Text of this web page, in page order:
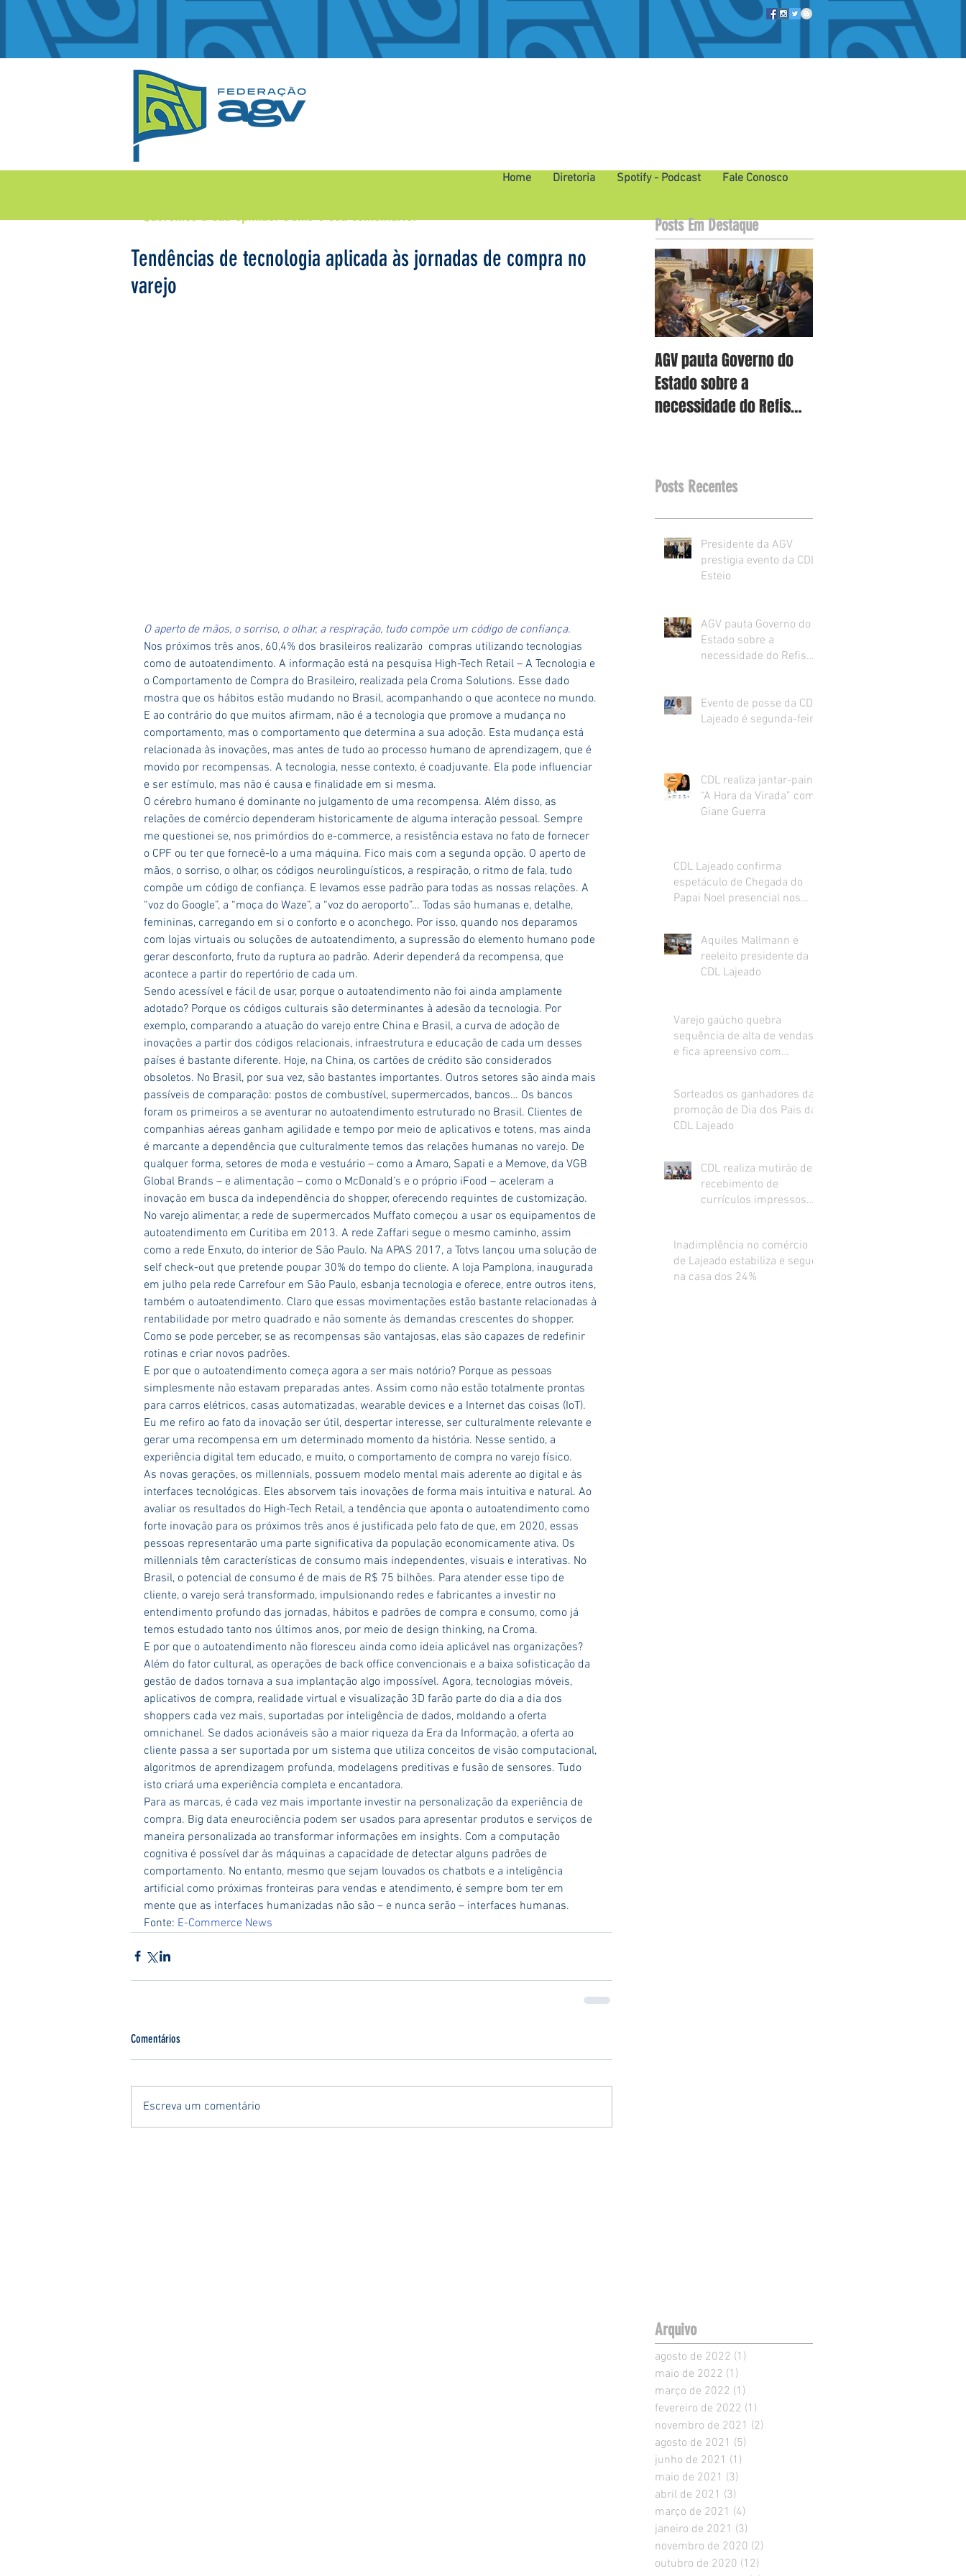
Home Diretoria Spotify - Podcast Fale Conosco
Queremos a sua opinião!Deixe o seu comentário.
Tendências de tecnologia aplicada às jornadas de compra no
varejo
O aperto de mãos, o sorriso, o olhar, a respiração, tudo compõe um código de confiança.
Nos próximos três anos, 60,4% dos brasileiros realizarão  compras utilizando tecnologias
como de autoatendimento. A informação está na pesquisa High-Tech Retail – A Tecnologia e
o Comportamento de Compra do Brasileiro, realizada pela Croma Solutions. Esse dado
mostra que os hábitos estão mudando no Brasil, acompanhando o que acontece no mundo.
E ao contrário do que muitos afirmam, não é a tecnologia que promove a mudança no
comportamento, mas o comportamento que determina a sua adoção. Esta mudança está
relacionada às inovações, mas antes de tudo ao processo humano de aprendizagem, que é
movido por recompensas. A tecnologia, nesse contexto, é coadjuvante. Ela pode influenciar
e ser estímulo, mas não é causa e finalidade em si mesma.
O cérebro humano é dominante no julgamento de uma recompensa. Além disso, as
relações de comércio dependeram historicamente de alguma interação pessoal. Sempre
me questionei se, nos primórdios do e-commerce, a resistência estava no fato de fornecer
o CPF ou ter que fornecê-lo a uma máquina. Fico mais com a segunda opção. O aperto de
mãos, o sorriso, o olhar, os códigos neurolinguísticos, a respiração, o ritmo de fala, tudo
compõe um código de confiança. E levamos esse padrão para todas as nossas relações. A
“voz do Google”, a “moça do Waze”, a “voz do aeroporto”… Todas são humanas e, detalhe,
femininas, carregando em si o conforto e o aconchego. Por isso, quando nos deparamos
com lojas virtuais ou soluções de autoatendimento, a supressão do elemento humano pode
gerar desconforto, fruto da ruptura ao padrão. Aderir dependerá da recompensa, que
acontece a partir do repertório de cada um.
Sendo acessível e fácil de usar, porque o autoatendimento não foi ainda amplamente
adotado? Porque os códigos culturais são determinantes à adesão da tecnologia. Por
exemplo, comparando a atuação do varejo entre China e Brasil, a curva de adoção de
inovações a partir dos códigos relacionais, infraestrutura e educação de cada um desses
países é bastante diferente. Hoje, na China, os cartões de crédito são considerados
obsoletos. No Brasil, por sua vez, são bastantes importantes. Outros setores são ainda mais
passíveis de comparação: postos de combustível, supermercados, bancos… Os bancos
foram os primeiros a se aventurar no autoatendimento estruturado no Brasil. Clientes de
companhias aéreas ganham agilidade e tempo por meio de aplicativos e totens, mas ainda
é marcante a dependência que culturalmente temos das relações humanas no varejo. De
qualquer forma, setores de moda e vestuário – como a Amaro, Sapati e a Memove, da VGB
Global Brands – e alimentação – como o McDonald’s e o próprio iFood – aceleram a
inovação em busca da independência do shopper, oferecendo requintes de customização.
No varejo alimentar, a rede de supermercados Muffato começou a usar os equipamentos de
autoatendimento em Curitiba em 2013. A rede Zaffari segue o mesmo caminho, assim
como a rede Enxuto, do interior de São Paulo. Na APAS 2017, a Totvs lançou uma solução de
self check-out que pretende poupar 30% do tempo do cliente. A loja Pamplona, inaugurada
em julho pela rede Carrefour em São Paulo, esbanja tecnologia e oferece, entre outros itens,
também o autoatendimento. Claro que essas movimentações estão bastante relacionadas à
rentabilidade por metro quadrado e não somente às demandas crescentes do shopper.
Como se pode perceber, se as recompensas são vantajosas, elas são capazes de redefinir
rotinas e criar novos padrões.
E por que o autoatendimento começa agora a ser mais notório? Porque as pessoas
simplesmente não estavam preparadas antes. Assim como não estão totalmente prontas
para carros elétricos, casas automatizadas, wearable devices e a Internet das coisas (IoT).
Eu me refiro ao fato da inovação ser útil, despertar interesse, ser culturalmente relevante e
gerar uma recompensa em um determinado momento da história. Nesse sentido, a
experiência digital tem educado, e muito, o comportamento de compra no varejo físico.
As novas gerações, os millennials, possuem modelo mental mais aderente ao digital e às
interfaces tecnológicas. Eles absorvem tais inovações de forma mais intuitiva e natural. Ao
avaliar os resultados do High-Tech Retail, a tendência que aponta o autoatendimento como
forte inovação para os próximos três anos é justificada pelo fato de que, em 2020, essas
pessoas representarão uma parte significativa da população economicamente ativa. Os
millennials têm características de consumo mais independentes, visuais e interativas. No
Brasil, o potencial de consumo é de mais de R$ 75 bilhões. Para atender esse tipo de
cliente, o varejo será transformado, impulsionando redes e fabricantes a investir no
entendimento profundo das jornadas, hábitos e padrões de compra e consumo, como já
temos estudado tanto nos últimos anos, por meio de design thinking, na Croma.
E por que o autoatendimento não floresceu ainda como ideia aplicável nas organizações?
Além do fator cultural, as operações de back office convencionais e a baixa sofisticação da
gestão de dados tornava a sua implantação algo impossível. Agora, tecnologias móveis,
aplicativos de compra, realidade virtual e visualização 3D farão parte do dia a dia dos
shoppers cada vez mais, suportadas por inteligência de dados, moldando a oferta
omnichanel. Se dados acionáveis são a maior riqueza da Era da Informação, a oferta ao
cliente passa a ser suportada por um sistema que utiliza conceitos de visão computacional,
algoritmos de aprendizagem profunda, modelagens preditivas e fusão de sensores. Tudo
isto criará uma experiência completa e encantadora.
Para as marcas, é cada vez mais importante investir na personalização da experiência de
compra. Big data eneurociência podem ser usados para apresentar produtos e serviços de
maneira personalizada ao transformar informações em insights. Com a computação
cognitiva é possível dar às máquinas a capacidade de detectar alguns padrões de
comportamento. No entanto, mesmo que sejam louvados os chatbots e a inteligência
artificial como próximas fronteiras para vendas e atendimento, é sempre bom ter em
mente que as interfaces humanizadas não são – e nunca serão – interfaces humanas.
Fonte: E-Commerce News
Comentários
Escreva um comentário
Posts Em Destaque
AGV pauta Governo do
Estado sobre a
necessidade do Refis
Posts Recentes
Presidente da AGV
prestigia evento da CDL
Esteio
AGV pauta Governo do
Estado sobre a
necessidade do Refis
Evento de posse da CDL
Lajeado é segunda-feira
CDL realiza jantar-painel
“A Hora da Virada” com
Giane Guerra
CDL Lajeado confirma
espetáculo de Chegada do
Papai Noel presencial nos
Aquiles Mallmann é
reeleito presidente da
CDL Lajeado
Varejo gaúcho quebra
sequência de alta de vendas
e fica apreensivo com
Sorteados os ganhadores da
promoção de Dia dos Pais da
CDL Lajeado
CDL realiza mutirão de
recebimento de
currículos impressos
Inadimplência no comércio
de Lajeado estabiliza e segue
na casa dos 24%
Arquivo
agosto de 2022 (1)
maio de 2022 (1)
março de 2022 (1)
fevereiro de 2022 (1)
novembro de 2021 (2)
agosto de 2021 (5)
junho de 2021 (1)
maio de 2021 (3)
abril de 2021 (3)
março de 2021 (4)
janeiro de 2021 (3)
novembro de 2020 (2)
outubro de 2020 (12)